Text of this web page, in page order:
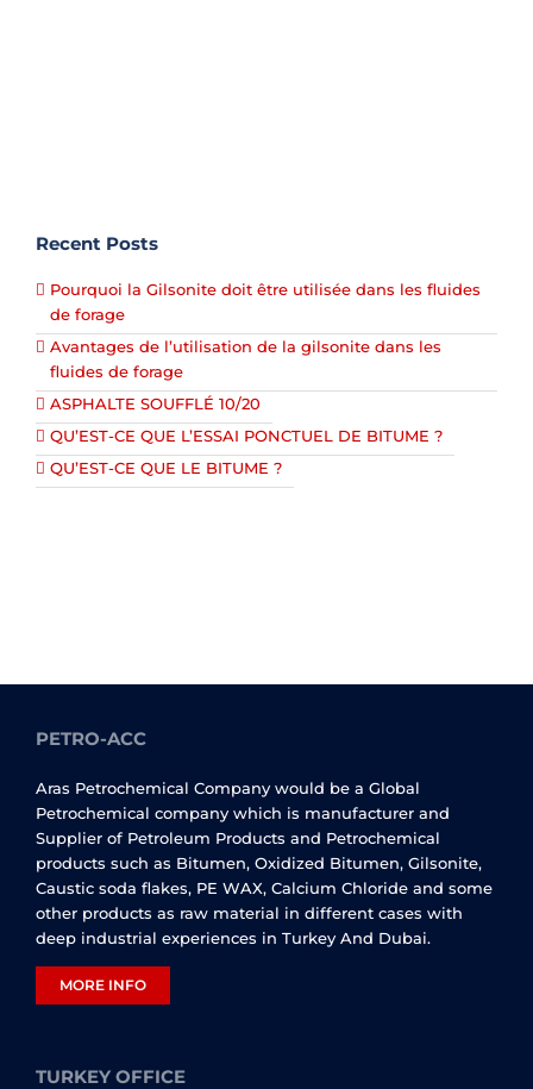
Recent Posts
Pourquoi la Gilsonite doit être utilisée dans les fluides
de forage
Avantages de l’utilisation de la gilsonite dans les
fluides de forage
ASPHALTE SOUFFLÉ 10/20
QU’EST-CE QUE L’ESSAI PONCTUEL DE BITUME ?
QU’EST-CE QUE LE BITUME ?
PETRO-ACC
Aras Petrochemical Company would be a Global
Petrochemical company which is manufacturer and
Supplier of Petroleum Products and Petrochemical
products such as Bitumen, Oxidized Bitumen, Gilsonite,
Caustic soda flakes, PE WAX, Calcium Chloride and some
other products as raw material in different cases with
deep industrial experiences in Turkey And Dubai.
MORE INFO
TURKEY OFFICE